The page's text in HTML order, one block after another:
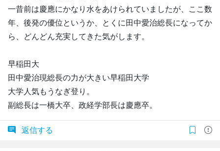
一昔前は慶應にかなり水をあけられていましたが、ここ数
年、後発の優位というか、とくに田中愛治総長になってか
ら、どんどん充実してきた気がします。
早稲田大
田中愛治現総長の力が大きい早稲田大学
大学人気もうなぎ登り。
副総長は一橋大卒、政経学部長は慶應卒。
返信する